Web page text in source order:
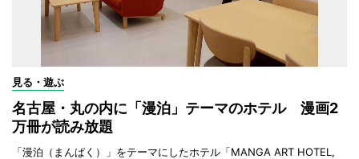
見る・遊ぶ
名古屋・丸の内に「漫泊」テーマのホテル 漫画2
万冊が読み放題
「漫泊（まんぱく）」をテーマにしたホテル「MANGA ART HOTEL,